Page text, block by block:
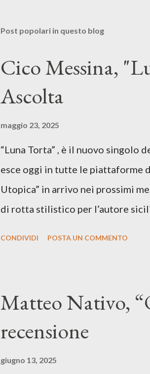
Post popolari in questo blog
Cico Messina,
Ascolta
maggio 23, 2025
“Luna Torta” , è il nuovo singolo
esce oggi in tutte le piattaforme
Utopica” in arrivo nei prossimi
di rotta stilistico per l’autore
segnato da guerre,
racconta la difficoltà di creare, e
vivere e nel suonare, nel trovare
CONDIVIDI POSTA UN COMMENTO
Matteo Nativo,
recensione
giugno 13, 2025